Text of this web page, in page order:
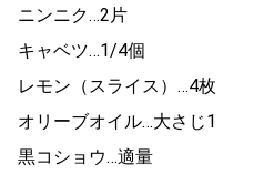
ニンニク…2片
キャベツ…1/4個
レモン（スライス）…4枚
オリーブオイル…大さじ1
黒コショウ…適量